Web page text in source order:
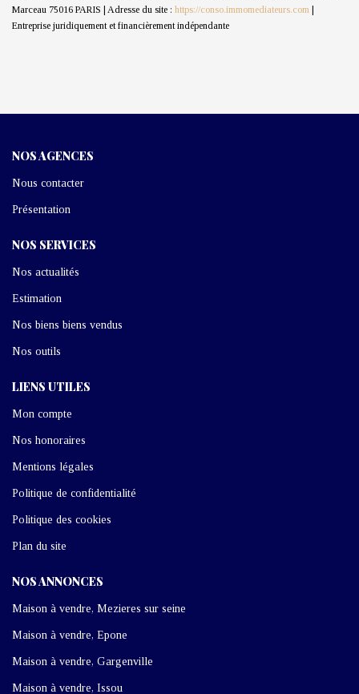
Marceau 75016 PARIS | Adresse du site : https://conso.immomediateurs.com |
Entreprise juridiquement et financièrement indépendante
NOS AGENCES
Nous contacter
Présentation
NOS SERVICES
Nos actualités
Estimation
Nos biens biens vendus
Nos outils
LIENS UTILES
Mon compte
Nos honoraires
Mentions légales
Politique de confidentialité
Politique des cookies
Plan du site
NOS ANNONCES
Maison à vendre, Mezieres sur seine
Maison à vendre, Epone
Maison à vendre, Gargenville
Maison à vendre, Issou